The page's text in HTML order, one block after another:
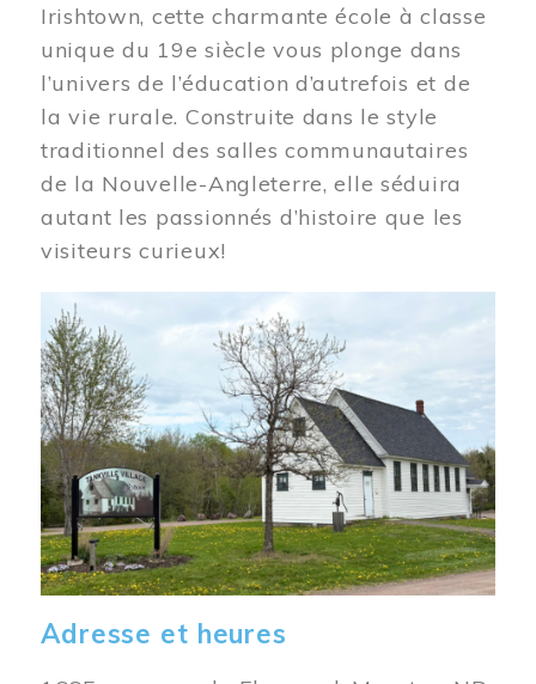
Irishtown, cette charmante école à classe
unique du 19e siècle vous plonge dans
l’univers de l’éducation d’autrefois et de
la vie rurale. Construite dans le style
traditionnel des salles communautaires
de la Nouvelle-Angleterre, elle séduira
autant les passionnés d’histoire que les
visiteurs curieux!
Image
Adresse et heures